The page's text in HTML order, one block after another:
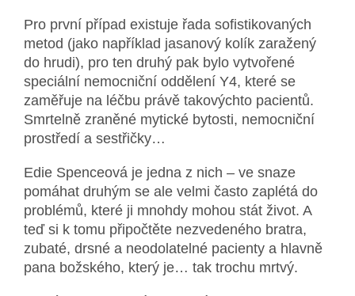
Pro první případ existuje řada sofistikovaných
metod (jako například jasanový kolík zaražený
do hrudi), pro ten druhý pak bylo vytvořené
speciální nemocniční oddělení Y4, které se
zaměřuje na léčbu právě takovýchto pacientů.
Smrtelně zraněné mytické bytosti, nemocniční
prostředí a sestřičky…
Edie Spenceová je jedna z nich – ve snaze
pomáhat druhým se ale velmi často zaplétá do
problémů, které ji mnohdy mohou stát život. A
teď si k tomu připočtěte nezvedeného bratra,
zubaté, drsné a neodolatelné pacienty a hlavně
pana božského, který je… tak trochu mrtvý.